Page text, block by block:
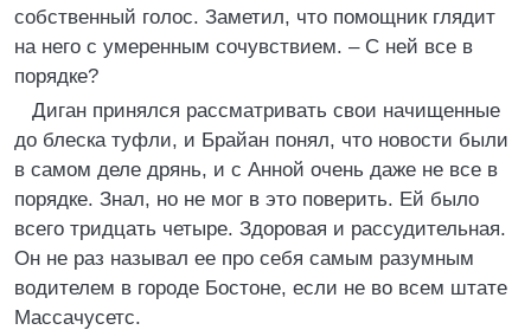
собственный голос. Заметил, что помощник глядит
на него с умеренным сочувствием. – С ней все в
порядке?
Диган принялся рассматривать свои начищенные
до блеска туфли, и Брайан понял, что новости были
в самом деле дрянь, и с Анной очень даже не все в
порядке. Знал, но не мог в это поверить. Ей было
всего тридцать четыре. Здоровая и рассудительная.
Он не раз называл ее про себя самым разумным
водителем в городе Бостоне, если не во всем штате
Массачусетс.